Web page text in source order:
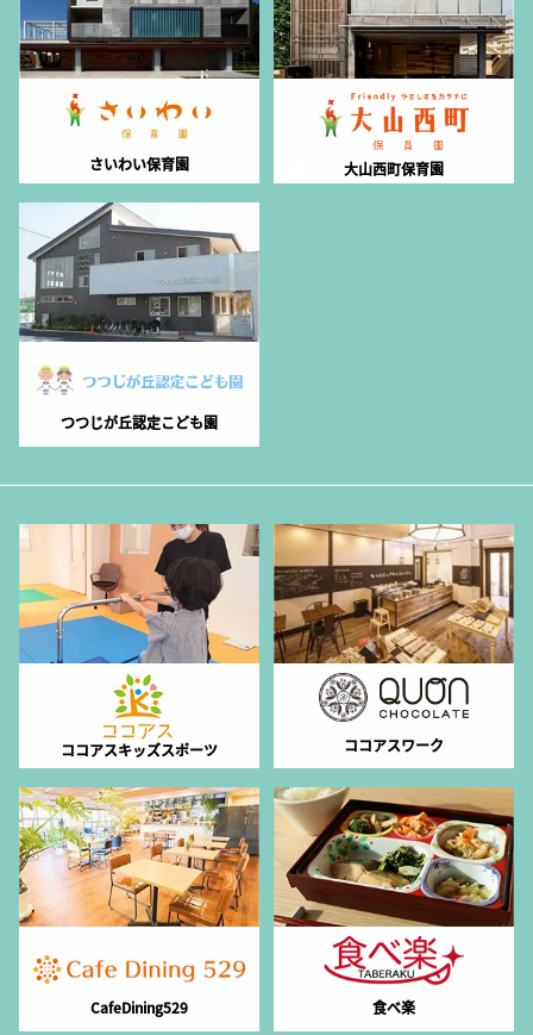
さいわい保育園 大山西町保育園
つつじが丘認定こども園
ココアスキッズスポーツ ココアスワーク
CafeDining529 食べ楽